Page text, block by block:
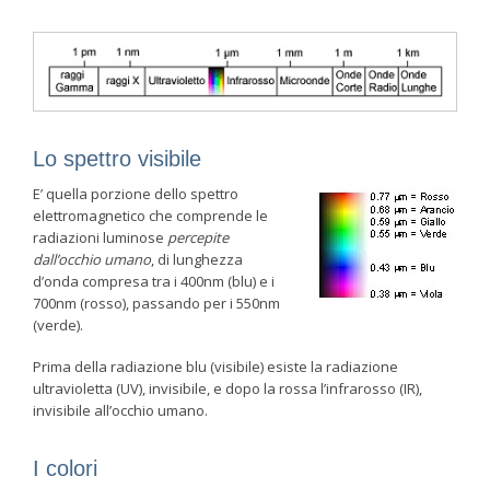
Lo spettro visibile
E’ quella porzione dello spettro
elettromagnetico che comprende le
radiazioni luminose percepite
dall’occhio umano, di lunghezza
d’onda compresa tra i 400nm (blu) e i
700nm (rosso), passando per i 550nm
(verde).
Prima della radiazione blu (visibile) esiste la radiazione
ultravioletta (UV), invisibile, e dopo la rossa l’infrarosso (IR),
invisibile all’occhio umano.
I colori